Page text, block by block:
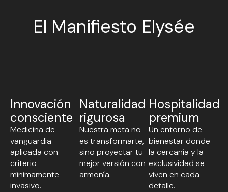
El Manifiesto Elysée
Innovación
consciente
Medicina de
vanguardia
aplicada con
criterio
mínimamente
invasivo.
Naturalidad
rigurosa
Nuestra meta no
es transformarte,
sino proyectar tu
mejor versión con
armonía.
Hospitalidad
premium
Un entorno de
bienestar donde
la cercanía y la
exclusividad se
viven en cada
detalle.